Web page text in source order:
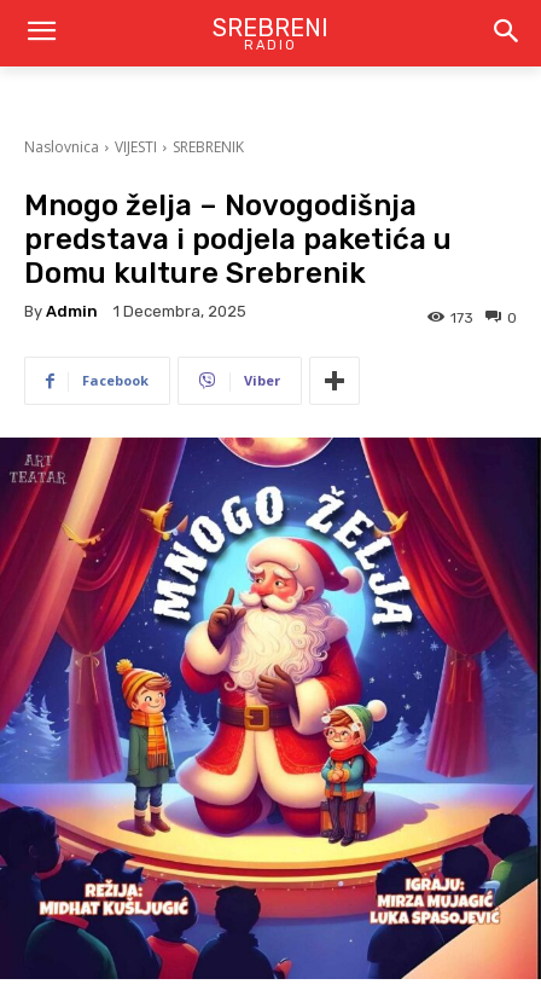
SREBRENI
RADIO
Naslovnica VIJESTI SREBRENIK
Mnogo želja – Novogodišnja
predstava i podjela paketića u
Domu kulture Srebrenik
By Admin 1 Decembra, 2025 0
173
Facebook Viber